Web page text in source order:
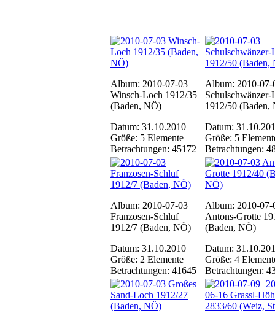
Album: 2010-07-03
Winsch-Loch 1912/35
(Baden, NÖ)
Datum: 31.10.2010
Größe: 5 Elemente
Betrachtungen: 45172
Album: 2010-07-
Schulschwänzer-
1912/50 (Baden,
Datum:
Größe: 5
Betrachtungen:
Album: 2010-07-03
Franzosen-Schluf
1912/7 (Baden, NÖ)
Datum: 31.10.2010
Größe: 2 Elemente
Betrachtungen: 41645
Album: 2010-07-
Antons-Grotte
(Baden, NÖ)
Datum:
Größe: 4
Betrachtungen: